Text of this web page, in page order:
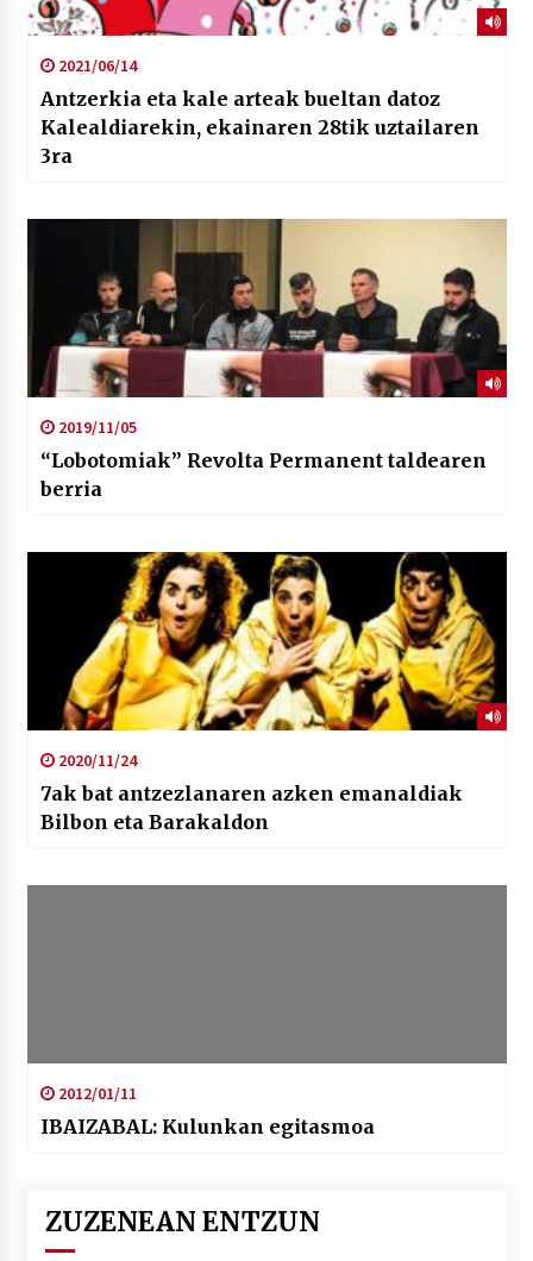
2021/06/14
Antzerkia eta kale arteak bueltan datoz
Kalealdiarekin, ekainaren 28tik uztailaren
3ra
2019/11/05
“Lobotomiak” Revolta Permanent taldearen
berria
2020/11/24
7ak bat antzezlanaren azken emanaldiak
Bilbon eta Barakaldon
2012/01/11
IBAIZABAL: Kulunkan egitasmoa
ZUZENEAN ENTZUN